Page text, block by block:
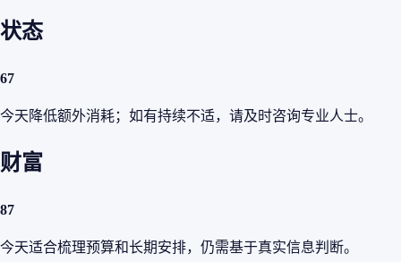
状态
67
今天降低额外消耗；如有持续不适，请及时咨询专业人士。
财富
87
今天适合梳理预算和长期安排，仍需基于真实信息判断。